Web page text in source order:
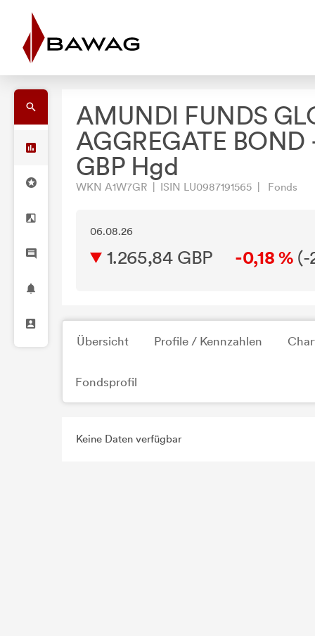
AMUNDI FUNDS
AGGREGATE BOND
GBP Hgd
WKN A1W7GR | ISIN LU0987191565 | Fonds
06.08.26
1.265,84 GBP -0,18 % (-
Übersicht Profile / Kennzahlen
Fondsprofil
Keine Daten verfügbar